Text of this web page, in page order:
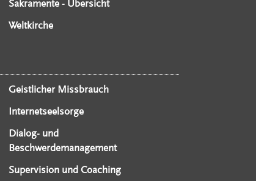
Sakramente - Übersicht
Weltkirche
Geistlicher Missbrauch
Internetseelsorge
Dialog- und
Beschwerdemanagement
Supervision und Coaching